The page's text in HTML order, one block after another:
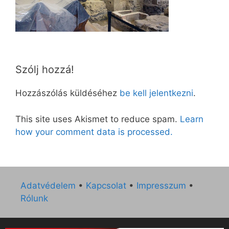
Szólj hozzá!
Hozzászólás küldéséhez be kell jelentkezni.
This site uses Akismet to reduce spam. Learn
how your comment data is processed.
Adatvédelem • Kapcsolat • Impresszum •
Rólunk